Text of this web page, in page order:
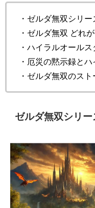
・ゼルダ無双シリ
・ゼルダ無双 どれ
・ハイラルオール
・厄災の黙示録と
・ゼルダ無双のス
ゼルダ無双シリー